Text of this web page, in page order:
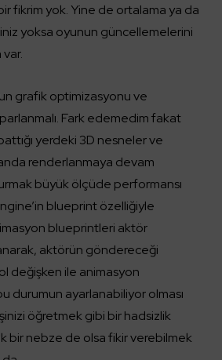
fikrim yok. Yine de ortalama ya da
yoksa oyunun güncellemelerini
grafik optimizasyonu ve
Fark edemedim fakat
yerdeki 3D nesneler ve
renderlanmaya devam
büyük ölçüde performansı
blueprint özelliğiyle
blueprintleri aktör
aktörün göndereceği
değişken ile animasyon
durumun ayarlanabiliyor olması
öğretmek gibi bir hadsizlik
bir nebze de olsa fikir verebilmek